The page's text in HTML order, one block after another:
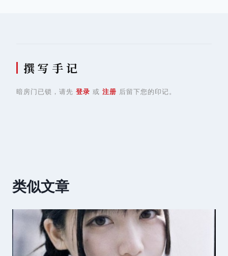
撰 写 手 记
暗房门已锁，请先 登录 或 注册 后留下您的印记。
类似文章